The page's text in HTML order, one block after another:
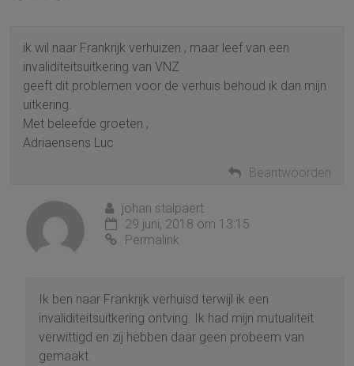
ik wil naar Frankrijk verhuizen , maar leef van een
invaliditeitsuitkering van VNZ
geeft dit problemen voor de verhuis behoud ik dan mijn
uitkering.
Met beleefde groeten ,
Adriaensens Luc
Beantwoorden
johan stalpaert
29 juni, 2018 om 13:15
Permalink
Ik ben naar Frankrijk verhuisd terwijl ik een
invaliditeitsuitkering ontving. Ik had mijn mutualiteit
verwittigd en zij hebben daar geen probeem van
gemaakt.